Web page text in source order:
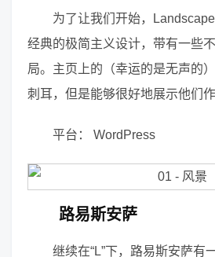
为了让我们开始，
经典的极简主义设计，带有一些
局。主页上的（幸运的是无声的
刺耳，但是能够很好地展示他们
平台： WordPress
路易斯安萨
继续在“L”下，路易斯安萨有